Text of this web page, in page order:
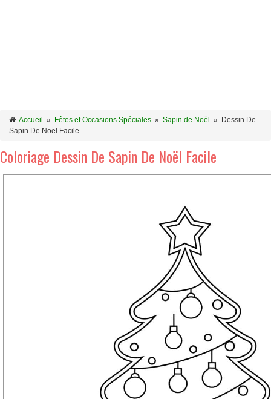
Accueil » Fêtes et Occasions Spéciales » Sapin de Noël »
Dessin De
Sapin De Noël Facile
Coloriage Dessin De Sapin De Noël Facile